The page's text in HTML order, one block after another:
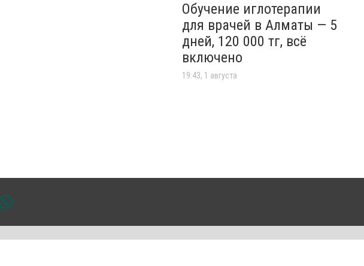
Обучение иглотерапии
для врачей в Алматы — 5
дней, 120 000 тг, всё
включено
19:43, 1 августа